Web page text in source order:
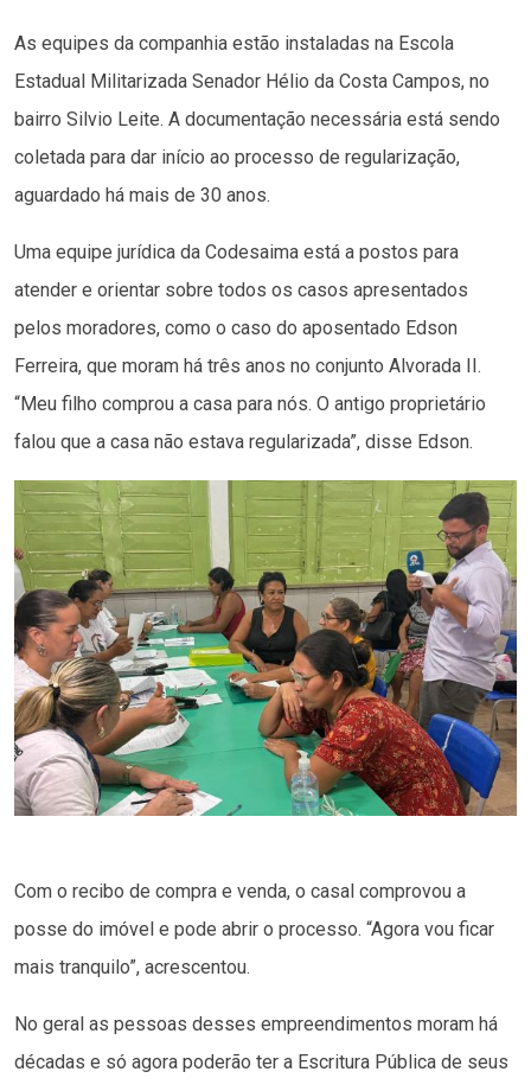
As equipes da companhia estão instaladas na Escola
Estadual Militarizada Senador Hélio da Costa Campos, no
bairro Silvio Leite. A documentação necessária está sendo
coletada para dar início ao processo de regularização,
aguardado há mais de 30 anos.
Uma equipe jurídica da Codesaima está a postos para
atender e orientar sobre todos os casos apresentados
pelos moradores, como o caso do aposentado Edson
Ferreira, que moram há três anos no conjunto Alvorada II.
“Meu filho comprou a casa para nós. O antigo proprietário
falou que a casa não estava regularizada”, disse Edson.
Com o recibo de compra e venda, o casal comprovou a
posse do imóvel e pode abrir o processo. “Agora vou ficar
mais tranquilo”, acrescentou.
No geral as pessoas desses empreendimentos moram há
décadas e só agora poderão ter a Escritura Pública de seus